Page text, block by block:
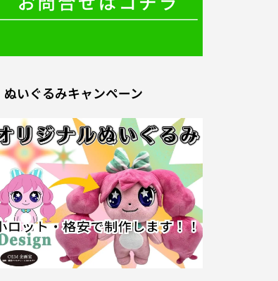
オリジナルフルデザインTシャツ｜1
ぬいぐるみキャンペーン